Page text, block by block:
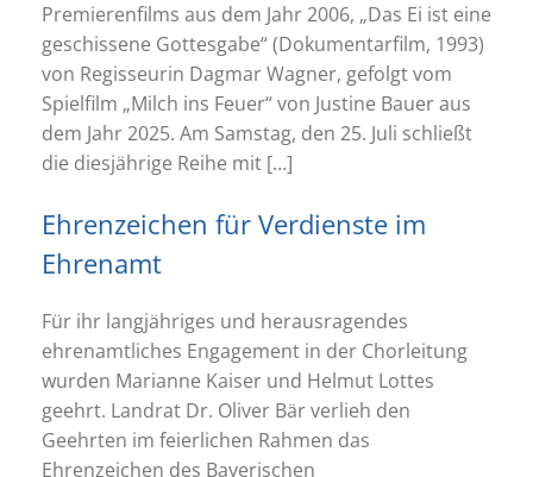
Premierenfilms aus dem Jahr 2006, „Das Ei ist eine
geschissene Gottesgabe“ (Dokumentarfilm, 1993)
von Regisseurin Dagmar Wagner, gefolgt vom
Spielfilm „Milch ins Feuer“ von Justine Bauer aus
dem Jahr 2025. Am Samstag, den 25. Juli schließt
die diesjährige Reihe mit […]
Ehrenzeichen für Verdienste im
Ehrenamt
Für ihr langjähriges und herausragendes
ehrenamtliches Engagement in der Chorleitung
wurden Marianne Kaiser und Helmut Lottes
geehrt. Landrat Dr. Oliver Bär verlieh den
Geehrten im feierlichen Rahmen das
Ehrenzeichen des Bayerischen